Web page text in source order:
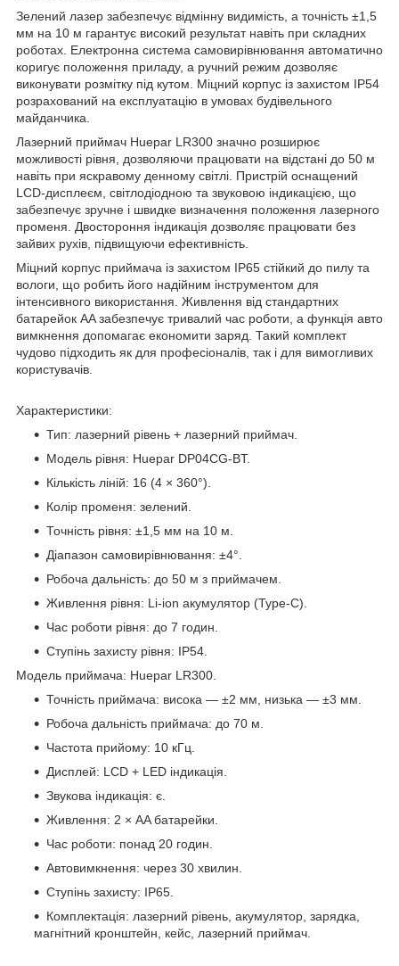
Зелений лазер забезпечує відмінну видимість, а точність ±1,5
мм на 10 м гарантує високий результат навіть при складних
роботах. Електронна система самовирівнювання автоматично
коригує положення приладу, а ручний режим дозволяє
виконувати розмітку під кутом. Міцний корпус із захистом IP54
розрахований на експлуатацію в умовах будівельного
майданчика.
Лазерний приймач Huepar LR300 значно розширює
можливості рівня, дозволяючи працювати на відстані до 50 м
навіть при яскравому денному світлі. Пристрій оснащений
LCD-дисплеєм, світлодіодною та звуковою індикацією, що
забезпечує зручне і швидке визначення положення лазерного
променя. Двостороння індикація дозволяє працювати без
зайвих рухів, підвищуючи ефективність.
Міцний корпус приймача із захистом IP65 стійкий до пилу та
вологи, що робить його надійним інструментом для
інтенсивного використання. Живлення від стандартних
батарейок AA забезпечує тривалий час роботи, а функція авто
вимкнення допомагає економити заряд. Такий комплект
чудово підходить як для професіоналів, так і для вимогливих
користувачів.
Характеристики:
Тип: лазерний рівень + лазерний приймач.
Модель рівня: Huepar DP04CG-BT.
Кількість ліній: 16 (4 × 360°).
Колір променя: зелений.
Точність рівня: ±1,5 мм на 10 м.
Діапазон самовирівнювання: ±4°.
Робоча дальність: до 50 м з приймачем.
Живлення рівня: Li-ion акумулятор (Type-C).
Час роботи рівня: до 7 годин.
Ступінь захисту рівня: IP54.
Модель приймача: Huepar LR300.
Точність приймача: висока — ±2 мм, низька — ±3 мм.
Робоча дальність приймача: до 70 м.
Частота прийому: 10 кГц.
Дисплей: LCD + LED індикація.
Звукова індикація: є.
Живлення: 2 × AA батарейки.
Час роботи: понад 20 годин.
Автовимкнення: через 30 хвилин.
Ступінь захисту: IP65.
Комплектація: лазерний рівень, акумулятор, зарядка,
магнітний кронштейн, кейс, лазерний приймач.